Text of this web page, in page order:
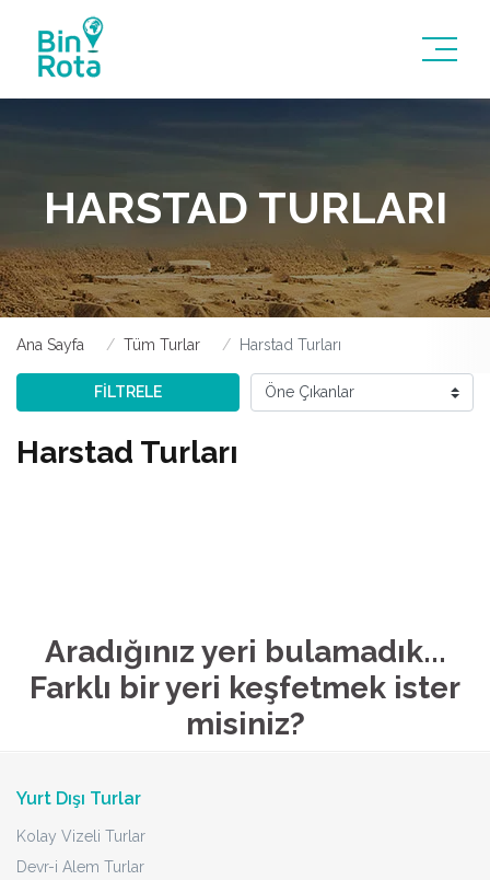
HARSTAD TURLARI
Ana Sayfa Tüm Turlar Harstad Turları
FİLTRELE
Harstad Turları
Aradığınız yeri bulamadık...
Farklı bir yeri keşfetmek ister
misiniz?
Yurt Dışı Turlar
Kolay Vizeli Turlar
Devr-i Alem Turlar